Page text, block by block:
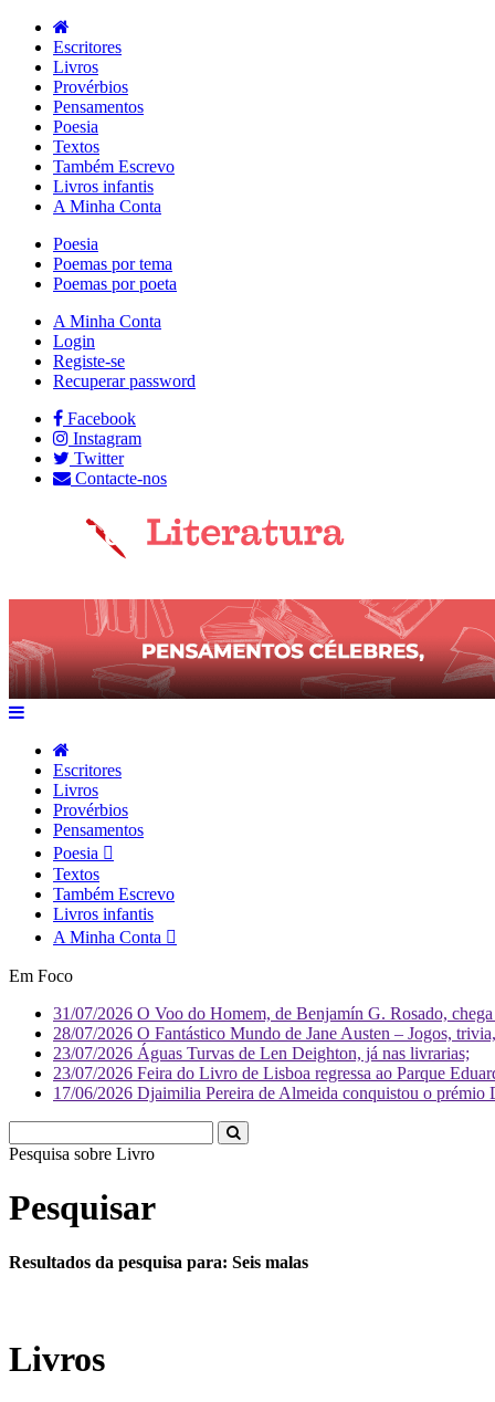
Escritores
Livros
Provérbios
Pensamentos
Poesia
Textos
Também Escrevo
Livros infantis
A Minha Conta
Poesia
Poemas por tema
Poemas por poeta
A Minha Conta
Login
Registe-se
Recuperar password
Facebook
Instagram
Twitter
Contacte-nos
Escritores
Livros
Provérbios
Pensamentos
Poesia
Textos
Também Escrevo
Livros infantis
A Minha Conta
Em Foco
31/07/2026 O Voo do Homem, de Benjamín G. Rosado,
28/07/2026 O Fantástico Mundo de Jane Austen – Jogos,
23/07/2026 Águas Turvas de Len Deighton, já nas livrarias;
23/07/2026 Feira do Livro de Lisboa regressa ao Parque
17/06/2026 Djaimilia Pereira de Almeida conquistou o
Pesquisa sobre Liv
Pesquisar
Resultados da pesquisa para: Seis malas
Livros